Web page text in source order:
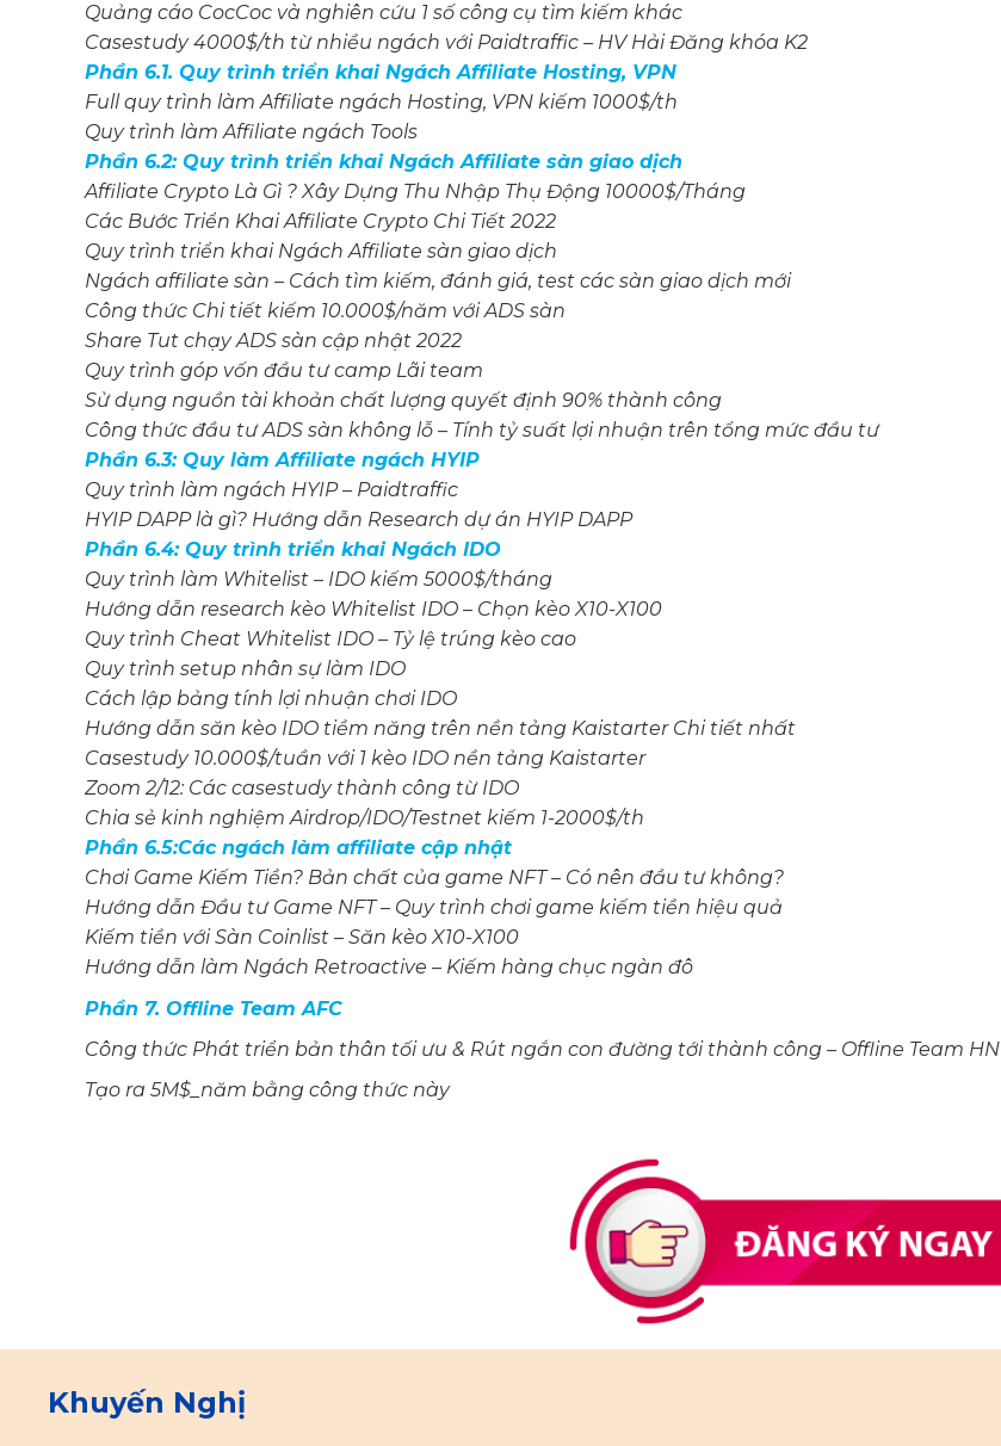
Quảng cáo CocCoc và nghiên cứu 1 số công cụ tìm kiếm khác
Casestudy 4000$/th từ nhiều ngách với Paidtraffic – HV Hải Đăng khóa K2
Phần 6.1. Quy trình triển khai Ngách Affiliate Hosting, VPN
Full quy trình làm Affiliate ngách Hosting, VPN kiếm 1000$/th
Quy trình làm Affiliate ngách Tools
Phần 6.2: Quy trình triển khai Ngách Affiliate sàn giao dịch
Affiliate Crypto Là Gì ? Xây Dựng Thu Nhập Thụ Động 10000$/Tháng
Các Bước Triển Khai Affiliate Crypto Chi Tiết 2022
Quy trình triển khai Ngách Affiliate sàn giao dịch
Ngách affiliate sàn – Cách tìm kiếm, đánh giá, test các sàn giao dịch mới
Công thức Chi tiết kiếm 10.000$/năm với ADS sàn
Share Tut chạy ADS sàn cập nhật 2022
Quy trình góp vốn đầu tư camp Lãi team
Sử dụng nguồn tài khoản chất lượng quyết định 90% thành công
Công thức đầu tư ADS sàn không lỗ – Tính tỷ suất lợi nhuận trên tổng mức đầu tư
Phần 6.3: Quy làm Affiliate ngách HYIP
Quy trình làm ngách HYIP – Paidtraffic
HYIP DAPP là gì? Hướng dẫn Research dự án HYIP DAPP
Phần 6.4: Quy trình triển khai Ngách IDO
Quy trình làm Whitelist – IDO kiếm 5000$/tháng
Hướng dẫn research kèo Whitelist IDO – Chọn kèo X10-X100
Quy trình Cheat Whitelist IDO – Tỷ lệ trúng kèo cao
Quy trình setup nhân sự làm IDO
Cách lập bảng tính lợi nhuận chơi IDO
Hướng dẫn săn kèo IDO tiềm năng trên nền tảng Kaistarter Chi tiết nhất
Casestudy 10.000$/tuần với 1 kèo IDO nền tảng Kaistarter
Zoom 2/12: Các casestudy thành công từ IDO
Chia sẻ kinh nghiệm Airdrop/IDO/Testnet kiếm 1-2000$/th
Phần 6.5:Các ngách làm affiliate cập nhật
Chơi Game Kiếm Tiền? Bản chất của game NFT – Có nên đầu tư không?
Hướng dẫn Đầu tư Game NFT – Quy trình chơi game kiếm tiền hiệu quả
Kiếm tiền với Sàn Coinlist – Săn kèo X10-X100
Hướng dẫn làm Ngách Retroactive – Kiếm hàng chục ngàn đô
Phần 7. Offline Team AFC
Công thức Phát triển bản thân tối ưu & Rút ngắn con đường tới thành công – Offline Team HN
Tạo ra 5M$_năm bằng công thức này
Khuyến Nghị